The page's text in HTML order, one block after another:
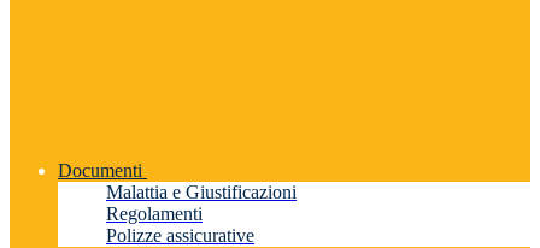
Documenti
Malattia e Giustificazioni
Regolamenti
Polizze assicurative